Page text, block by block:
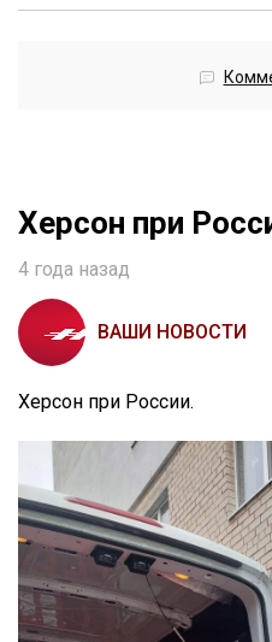
Херсон при
4 года назад
ВАШИ НОВОСТИ
Херсон при России.